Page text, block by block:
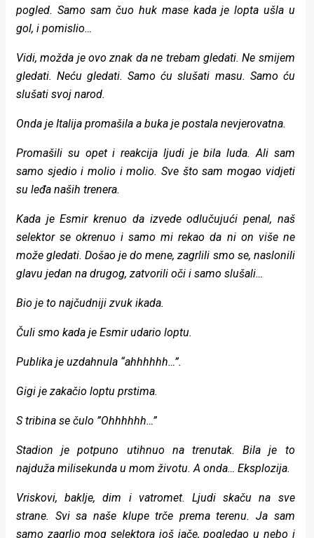
pogled. Samo sam čuo huk mase kada je lopta ušla u
gol, i pomislio…
Vidi, možda je ovo znak da ne trebam gledati. Ne smijem
gledati. Neću gledati. Samo ću slušati masu. Samo ću
slušati svoj narod.
Onda je Italija promašila a buka je postala nevjerovatna.
Promašili su opet i reakcija ljudi je bila luda. Ali sam
samo sjedio i molio i molio. Sve što sam mogao vidjeti
su leđa naših trenera.
Kada je Esmir krenuo da izvede odlučujući penal, naš
selektor se okrenuo i samo mi rekao da ni on više ne
može gledati. Došao je do mene, zagrlili smo se, naslonili
glavu jedan na drugog, zatvorili oči i samo slušali…
Bio je to najčudniji zvuk ikada.
Čuli smo kada je Esmir udario loptu.
Publika je uzdahnula “ahhhhhh…”.
Gigi je zakačio loptu prstima.
S tribina se čulo ”Ohhhhhh…”
Stadion je potpuno utihnuo na trenutak. Bila je to
najduža milisekunda u mom životu. A onda… Eksplozija.
Vriskovi, baklje, dim i vatromet. Ljudi skaču na sve
strane. Svi sa naše klupe trče prema terenu. Ja sam
samo zagrlio mog selektora još jače, pogledao u nebo i